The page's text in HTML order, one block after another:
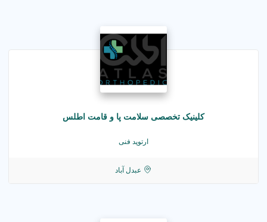
کلینیک تخصصی سلامت پا و قامت اطلس
ارتوپد فنی
عبدل آباد